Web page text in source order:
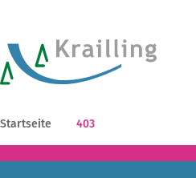
Startseite 403